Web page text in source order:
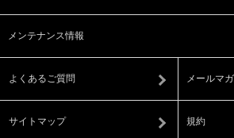
メンテナンス情報
よくあるご質問 メールマ
サイトマップ 規約